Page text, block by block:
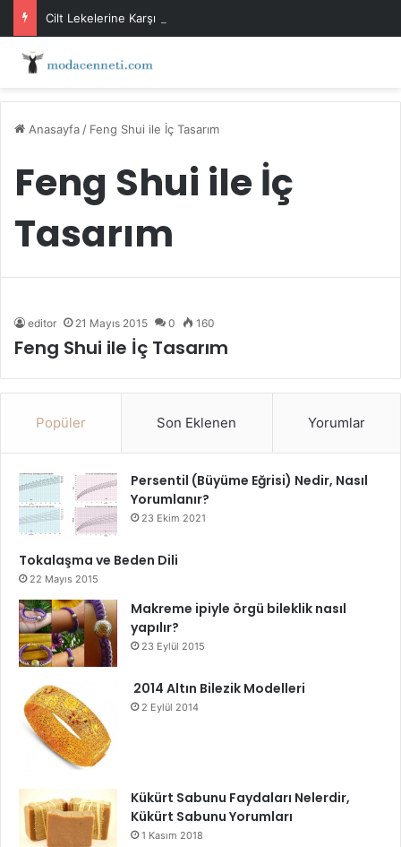
Cilt Lekelerine Karşı Evde Maske Önerileri
Anasayfa / Feng Shui ile İç Tasarım
Feng Shui ile İç
Tasarım
editor 21 Mayıs 2015 0 160
Feng Shui ile İç Tasarım
Popüler Son Eklenen Yorumlar
Persentil (Büyüme Eğrisi) Nedir, Nasıl
Yorumlanır?
23 Ekim 2021
Tokalaşma ve Beden Dili
22 Mayıs 2015
Makreme ipiyle örgü bileklik nasıl
yapılır?
23 Eylül 2015
2014 Altın Bilezik Modelleri
2 Eylül 2014
Kükürt Sabunu Faydaları Nelerdir,
Kükürt Sabunu Yorumları
1 Kasım 2018